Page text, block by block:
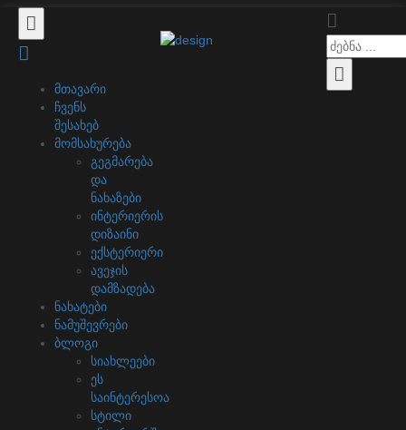
მთავარი
ჩვენს
შესახებ
მომსახურება
გეგმარება
და
ნახაზები
ინტერიერის
დიზაინი
ექსტერიერი
ავეჯის
დამზადება
ნახატები
ნამუშევრები
ბლოგი
სიახლეები
ეს
საინტერესოა
სტილი